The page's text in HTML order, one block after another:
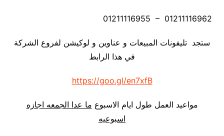
01211116955 – 01211116962
ستجد تليفونات المبيعات و عناوين و لوكيشن لفروع الشركة
في هذا الرابط
https://goo.gl/en7xfB
مواعيد العمل طول ايام الاسبوع ما عدا الجمعه اجازه
اسبوعيه